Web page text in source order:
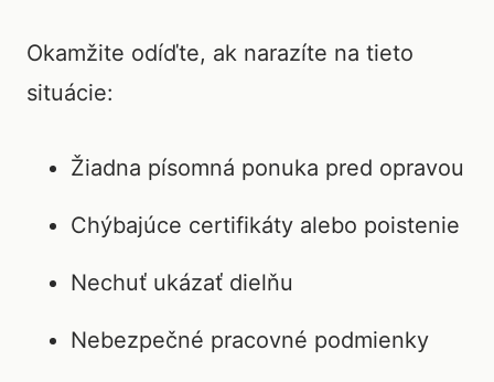
Okamžite odíďte, ak narazíte na tieto
situácie:
Žiadna písomná ponuka pred opravou
Chýbajúce certifikáty alebo poistenie
Nechuť ukázať dielňu
Nebezpečné pracovné podmienky